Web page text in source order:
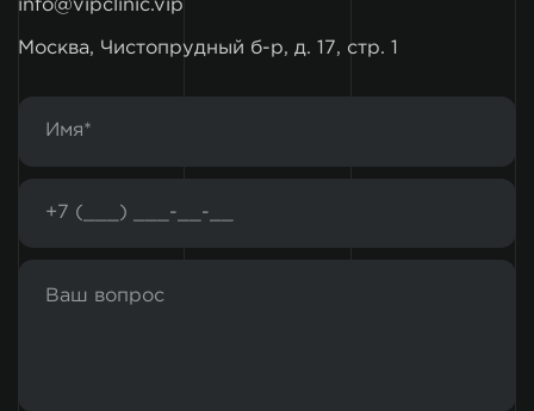
info@vipclinic.vip
Москва, Чистопрудный б-р, д. 17, стр. 1